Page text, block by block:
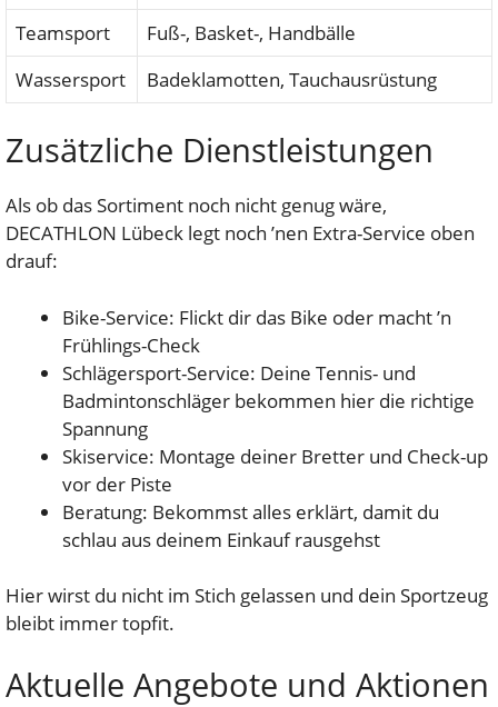
Teamsport
Fuß-, Basket-, Handbälle
Wassersport
Badeklamotten, Tauchausrüstung
Zusätzliche Dienstleistungen
Als ob das Sortiment noch nicht genug wäre,
DECATHLON Lübeck legt noch ’nen Extra-Service oben
drauf:
Bike-Service: Flickt dir das Bike oder macht ’n
Frühlings-Check
Schlägersport-Service: Deine Tennis- und
Badmintonschläger bekommen hier die richtige
Spannung
Skiservice: Montage deiner Bretter und Check-up
vor der Piste
Beratung: Bekommst alles erklärt, damit du
schlau aus deinem Einkauf rausgehst
Hier wirst du nicht im Stich gelassen und dein Sportzeug
bleibt immer topfit.
Aktuelle Angebote und Aktionen